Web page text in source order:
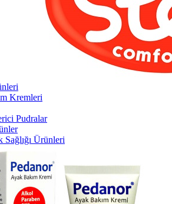
Kremleri
Pudralar
Sağlığı Ürünleri